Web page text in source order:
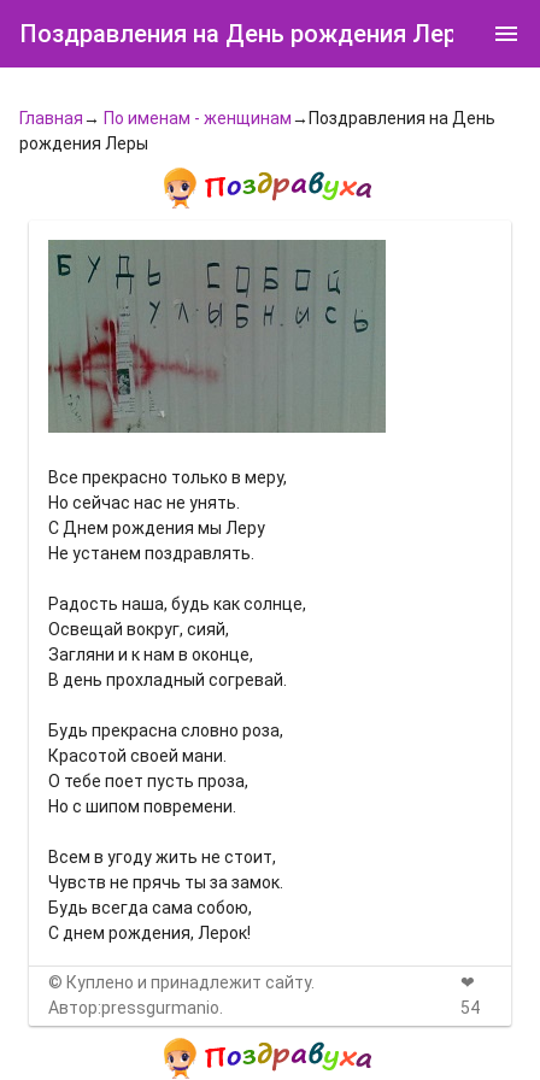
Поздравления на День рождения Леры
Главная→ По именам - женщинам→Поздравления на День
рождения Леры
Все прекрасно только в меру,
Но сейчас нас не унять.
С Днем рождения мы Леру
Не устанем поздравлять.
Радость наша, будь как солнце,
Освещай вокруг, сияй,
Загляни и к нам в оконце,
В день прохладный согревай.
Будь прекрасна словно роза,
Красотой своей мани.
О тебе поет пусть проза,
Но с шипом повремени.
Всем в угоду жить не стоит,
Чувств не прячь ты за замок.
Будь всегда сама собою,
С днем рождения, Лерок!
© Куплено и принадлежит сайту.
Автор:pressgurmanio.
❤
54